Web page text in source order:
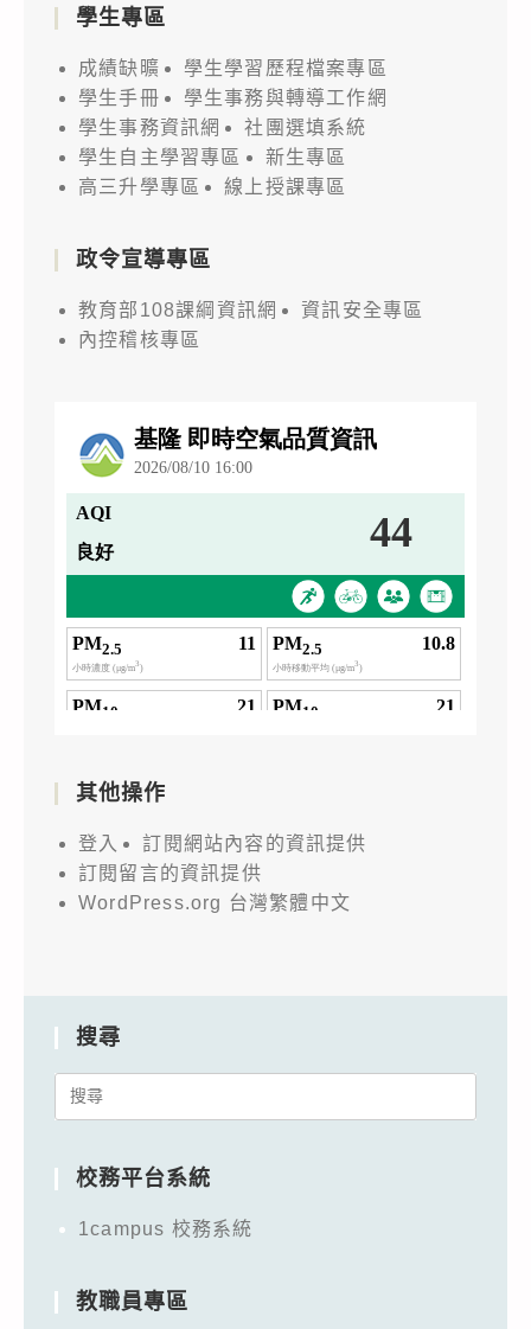
學生專區
成績缺曠
學生學習歷程檔案專區
學生手冊
學生事務與轉導工作網
學生事務資訊網
社團選填系統
學生自主學習專區
新生專區
高三升學專區
線上授課專區
政令宣導專區
教育部108課綱資訊網
資訊安全專區
內控稽核專區
其他操作
登入
訂閱網站內容的資訊提供
訂閱留言的資訊提供
WordPress.org 台灣繁體中文
搜尋
Search
校務平台系統
1campus 校務系統
教職員專區